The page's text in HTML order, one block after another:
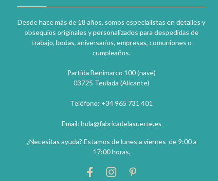
Desde hace más de 18 años, somos especialistas en detalles y
obsequios originales y personalizados para despedidas de
trabajo, bodas, aniversarios, empresas, comuniones o
cumpleaños.
Partida Benimarco 100 (nave)
03725 Teulada (Alicante)
Teléfono: +34 965 731 401
Email: hola@fabricadelasuerte.es
¿Necesitas ayuda? Estamos de lunes a viernes de 9:00 a
17:00 horas.